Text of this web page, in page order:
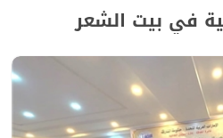
في بيت الشعر